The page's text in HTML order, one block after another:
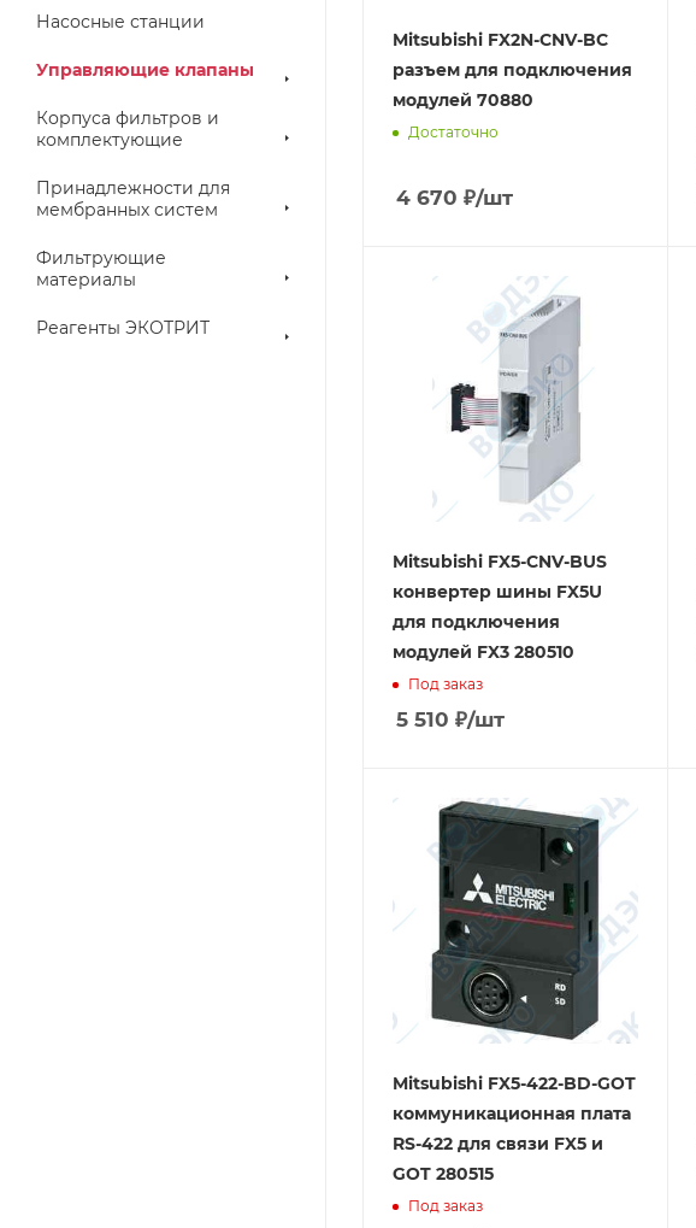
Насосные станции
Управляющие клапаны
Корпуса фильтров и
комплектующие
Принадлежности для
мембранных систем
Фильтрующие
материалы
Реагенты ЭКОТРИТ
Mitsubishi FX2N-CNV-BC
разъем для подключения
модулей 70880
Достаточно
4 670 ₽/шт
Mitsubishi FX5-CNV-BUS
конвертер шины FX5U
для подключения
модулей FX3 280510
Под заказ
5 510 ₽/шт
Mitsubishi FX5-422-BD-GOT
коммуникационная плата
RS-422 для связи FX5 и
GOT 280515
Под заказ